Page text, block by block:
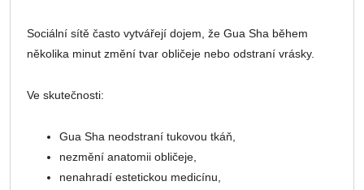
Sociální sítě často vytvářejí dojem, že Gua Sha během
několika minut změní tvar obličeje nebo odstraní vrásky.
Ve skutečnosti:
Gua Sha neodstraní tukovou tkáň,
nezmění anatomii obličeje,
nenahradí estetickou medicínu,